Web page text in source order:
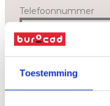
Toestemming
Telefoonnummer
Bericht*